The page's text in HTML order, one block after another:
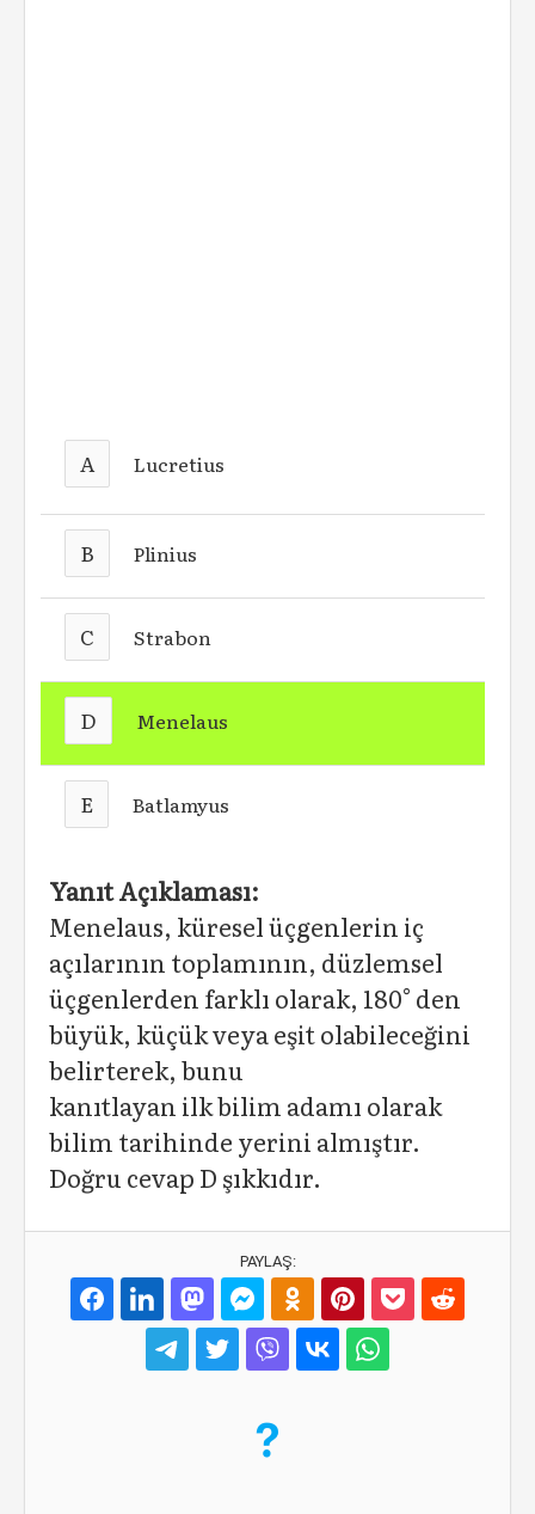
A Lucretius
B Plinius
C Strabon
D Menelaus
E Batlamyus
Yanıt Açıklaması:
Menelaus, küresel üçgenlerin iç
açılarının toplamının, düzlemsel
üçgenlerden farklı olarak, 180° den
büyük, küçük veya eşit olabileceğini
belirterek, bunu
kanıtlayan ilk bilim adamı olarak
bilim tarihinde yerini almıştır.
Doğru cevap D şıkkıdır.
PAYLAŞ: